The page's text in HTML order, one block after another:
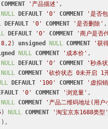
COMMENT '产品描述' ,
NULL DEFAULT '0' COMMENT '是否
DEFAULT '0' COMMENT '是否删除' ,
DEFAULT '0' COMMENT '商户是否
8,2) unsigned NULL COMMENT '获
NULL COMMENT '成本价' ,
NULL DEFAULT '0' COMMENT '秒杀
NULL COMMENT '砍价状态 0未开启 1
DEFAULT '100' COMMENT '虚拟
'0' COMMENT '浏览量' ,
NULL COMMENT '产品二维码地址(用
) NULL COMMENT '淘宝京东1688类型'
),